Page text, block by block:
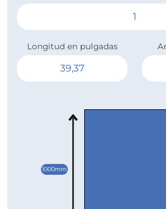
Longitud en pulgadas
1000mm